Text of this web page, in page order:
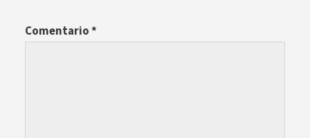
Comentario*